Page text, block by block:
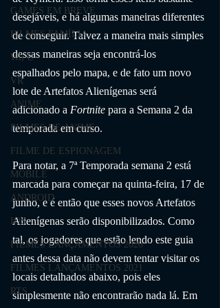
GAMES EM BREVE
FILMES FAMÍLIA
Wii U
VR
ANIME
FILMES DE ANIME
FILME DE ESPIONAGEM
MOBILE
ANDROID
IOS
FILMES LANÇAMENTOS 2020
FILMES LANÇAMENTOS 2021
RTS
desejáveis, e há algumas maneiras diferentes
de conseguir. Talvez a maneira mais simples
dessas maneiras seja encontrá-los
espalhados pelo mapa, e de fato um novo
lote de Artefatos Alienígenas será
adicionado a Fortnite para a Semana 2 da
temporada em curso.
Para notar, a 7ª Temporada semana 2 está
marcada para começar na quinta-feira, 17 de
junho, e é então que esses novos Artefatos
Alienígenas serão disponibilizados. Como
tal, os jogadores que estão lendo este guia
antes dessa data não devem tentar visitar os
locais detalhados abaixo, pois eles
simplesmente não encontrarão nada lá. Em